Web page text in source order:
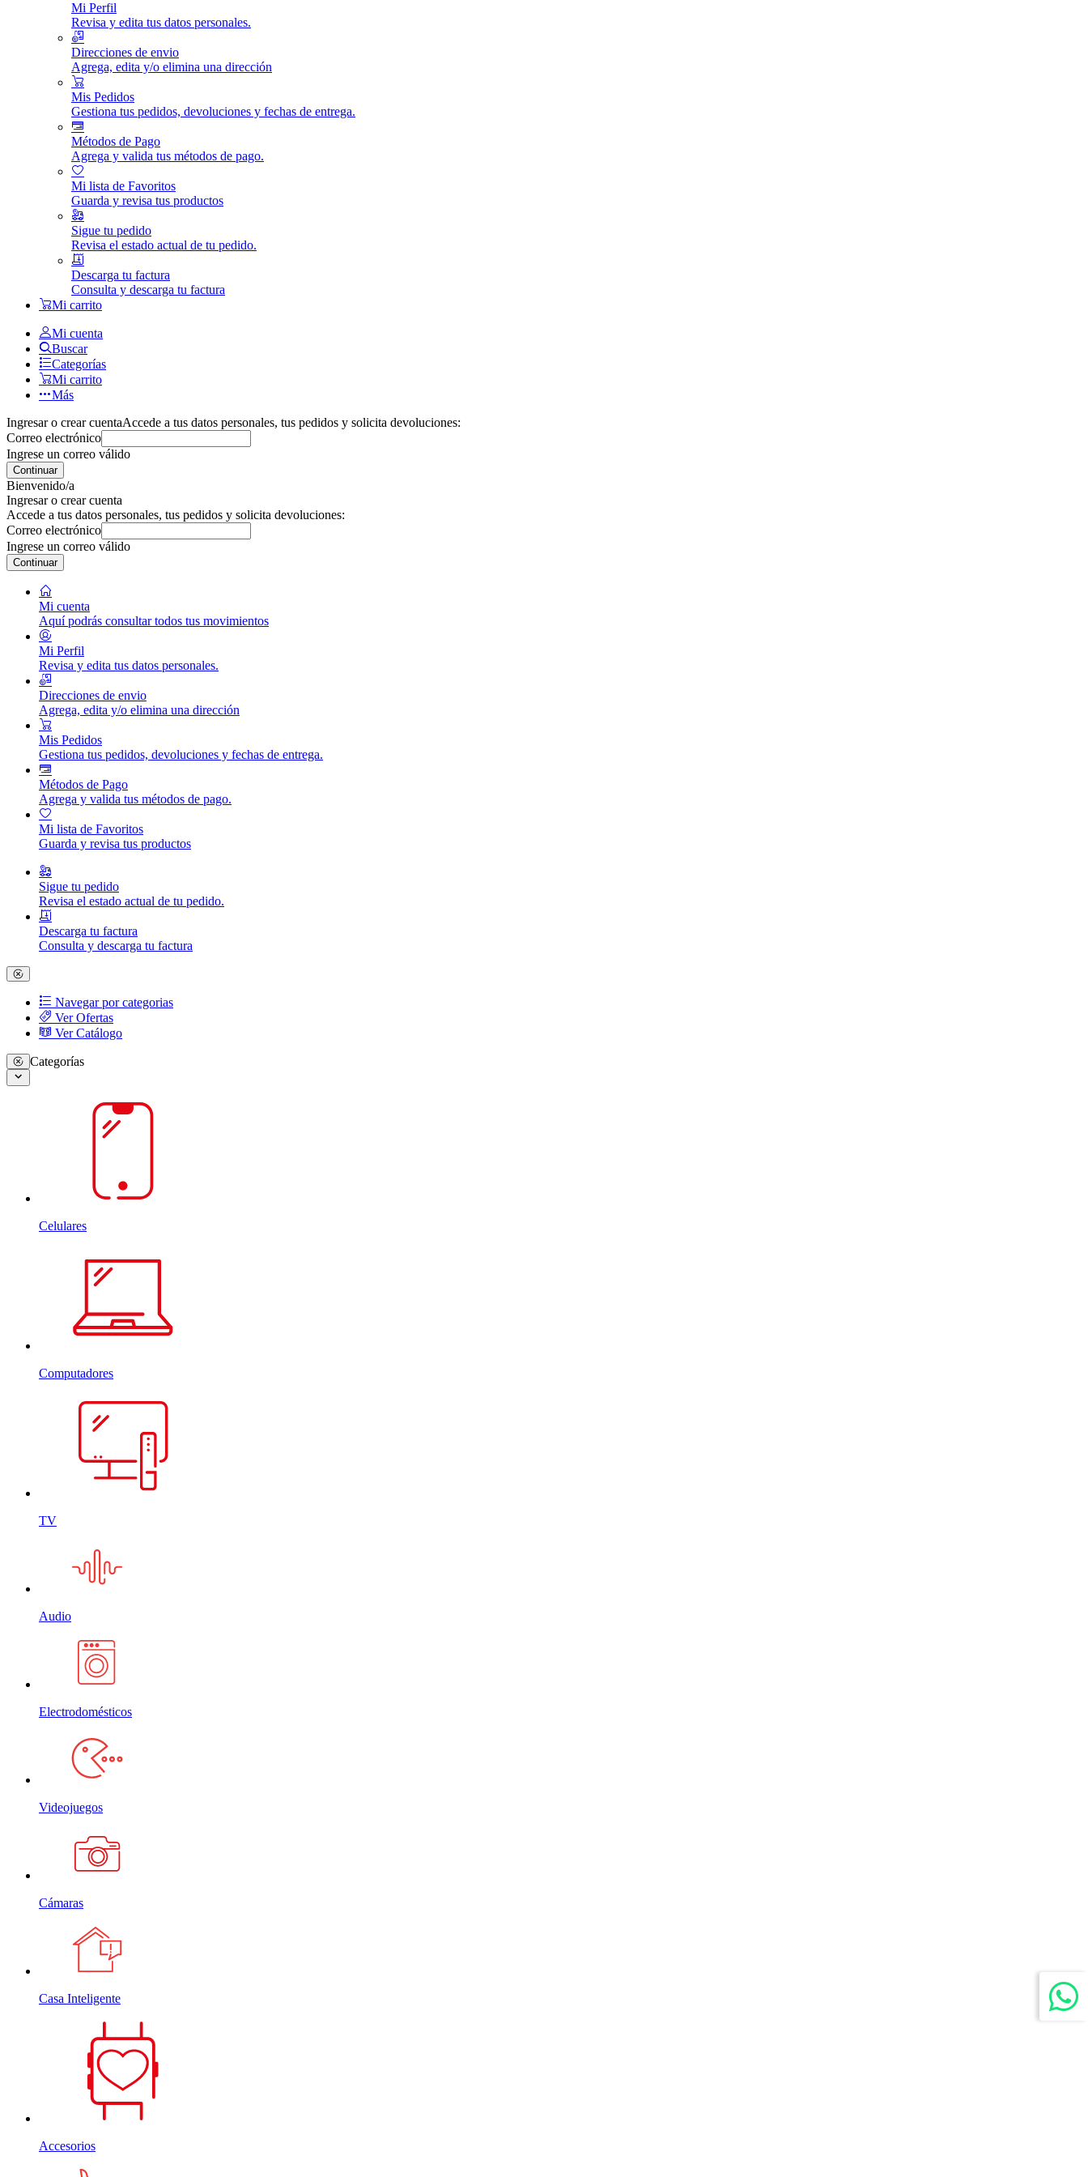
Mi Perfil
Revisa y edita tus datos personales.
Direcciones de envio
Agrega, edita y/o elimina una dirección
Mis Pedidos
Gestiona tus pedidos, devoluciones y fechas de entrega.
Métodos de Pago
Agrega y valida tus métodos de pago.
Mi lista de Favoritos
Guarda y revisa tus productos
Sigue tu pedido
Revisa el estado actual de tu pedido.
Descarga tu factura
Consulta y descarga tu factura
Mi carrito
Mi cuenta
Buscar
Categorías
Mi carrito
Más
Ingresar o crear cuentaAccede a tus datos personales, tus pedidos y solicita devoluciones:
Correo electrónico
Ingrese un correo válido
Continuar
Bienvenido/a
Ingresar o crear cuenta
Accede a tus datos personales, tus pedidos y solicita devoluciones:
Correo electrónico
Ingrese un correo válido
Continuar
Mi cuenta
Aquí podrás consultar todos tus movimientos
Mi Perfil
Revisa y edita tus datos personales.
Direcciones de envio
Agrega, edita y/o elimina una dirección
Mis Pedidos
Gestiona tus pedidos, devoluciones y fechas de entrega.
Métodos de Pago
Agrega y valida tus métodos de pago.
Mi lista de Favoritos
Guarda y revisa tus productos
Sigue tu pedido
Revisa el estado actual de tu pedido.
Descarga tu factura
Consulta y descarga tu factura
Navegar por categorias
Ver Ofertas
Ver Catálogo
Categorías
Celulares
Computadores
TV
Audio
Electrodomésticos
Videojuegos
Cámaras
Casa Inteligente
Accesorios